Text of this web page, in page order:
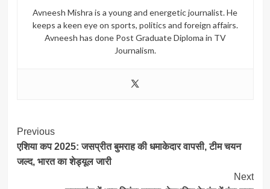
Avneesh Mishra is a young and energetic journalist. He
keeps a keen eye on sports, politics and foreign affairs.
Avneesh has done Post Graduate Diploma in TV
Journalism.
Post
Navigation
Previous
एशिया कप 2025: जसप्रीत बुमराह की धमाकेदार वापसी, टीम चयन
जल्द, भारत का शेड्यूल जारी
Next